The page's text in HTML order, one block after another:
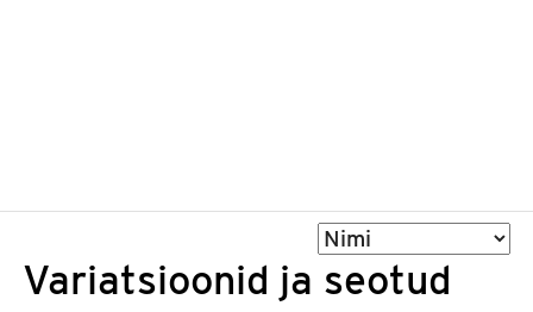
Sorteeri
Variatsioonid ja seotud